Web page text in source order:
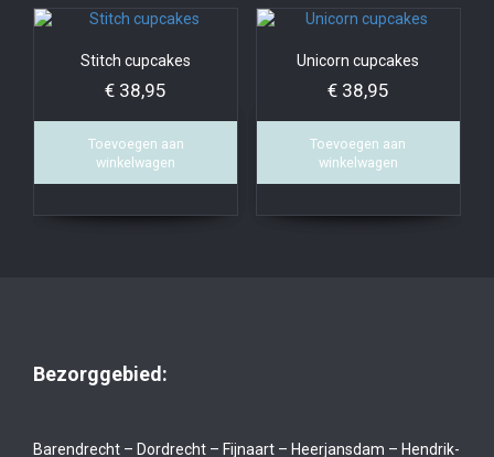
Stitch cupcakes
€ 38,95
Toevoegen aan
winkelwagen
Unicorn cupcakes
€38,95
Toevoegen aan
winkelwagen
Bezorggebied:
Barendrecht – Dordrecht – Fijnaart – Heerjansdam – Hendrik-